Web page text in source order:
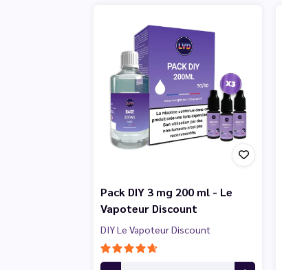
Pack DIY 3 mg 200 ml - Le
Vapoteur Discount
DIY Le Vapoteur Discount